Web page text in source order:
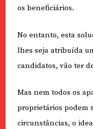
os beneficiários.
No entanto, esta
lhes seja atribuída
candidatos, vão ter
Mas nem todos os
proprietários podem
circunstâncias, o